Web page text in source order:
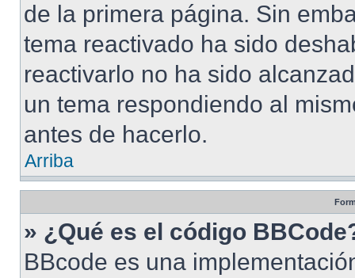
de la primera página. Sin
tema reactivado ha sido
reactivarlo no ha sido
un tema respondiendo al
antes de hacerlo.
Arriba
» ¿Qué es el código
BBcode es una